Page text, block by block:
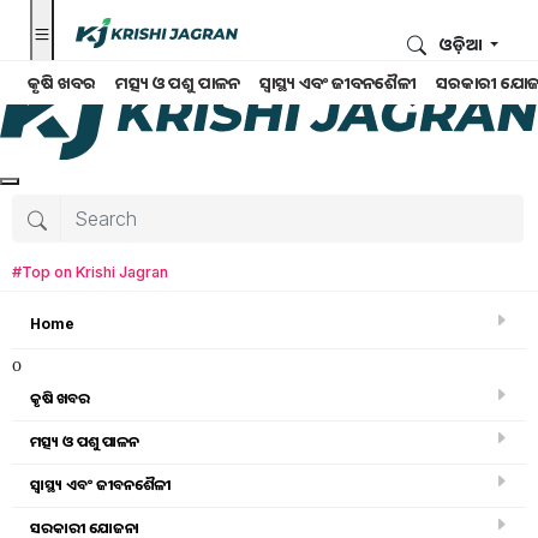
କୃଷି ଖବର ମତ୍ସ୍ୟ ଓ ପଶୁ ପାଳନ ସ୍ୱାସ୍ଥ୍ୟ ଏବଂ ଜୀବନଶୈଳୀ ସରକାରୀ
ଓଡ଼ିଆ
#Top on Krishi Jagran
Home
o
କୃଷି ଖବର
ମତ୍ସ୍ୟ ଓ ପଶୁ ପାଳନ
ସ୍ୱାସ୍ଥ୍ୟ ଏବଂ ଜୀବନଶୈଳୀ
ସରକାରୀ ଯୋଜନା
Search for:
garlic